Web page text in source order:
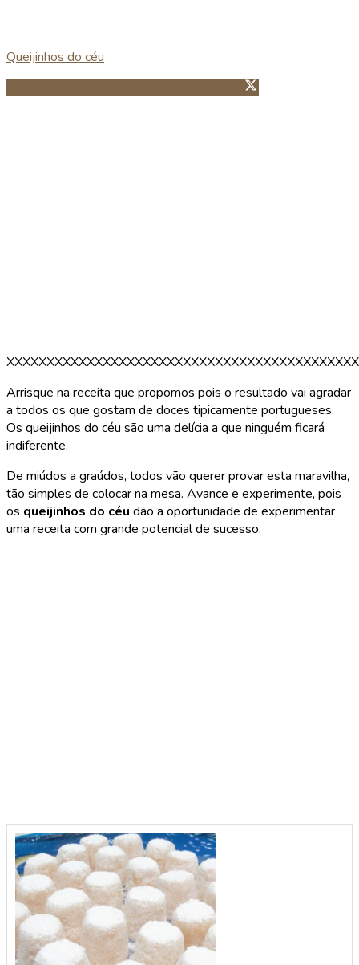
Queijinhos do céu
Guardar no Pinterest
Arrisque na receita que propomos pois o resultado vai agradar
a todos os que gostam de doces tipicamente portugueses.
Os queijinhos do céu são uma delícia a que ninguém ficará
indiferente.
De miúdos a graúdos, todos vão querer provar esta maravilha,
tão simples de colocar na mesa. Avance e experimente, pois
os queijinhos do céu dão a oportunidade de experimentar
uma receita com grande potencial de sucesso.